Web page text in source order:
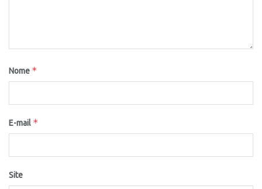
Nome *
E-mail *
Site